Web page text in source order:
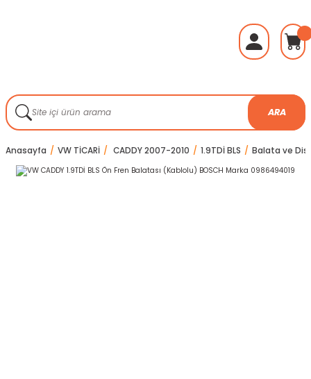
ARA
Anasayfa VW TİCARİ CADDY 2007-2010 1.9TDİ BLS Balata ve